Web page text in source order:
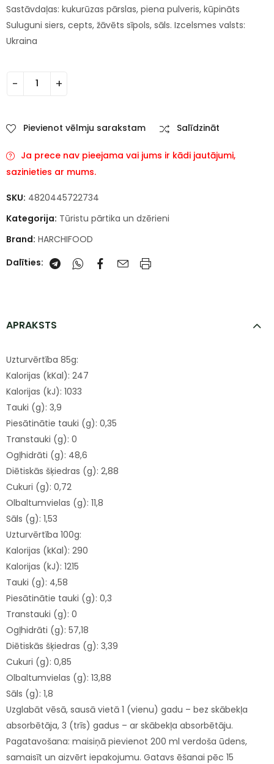
Sastāvdaļas: kukurūzas pārslas, piena pulveris, kūpināts
Suluguni siers, cepts, žāvēts sīpols, sāls. Izcelsmes valsts:
Ukraina
Pievienot vēlmju sarakstam Salīdzināt
Ja prece nav pieejama vai jums ir kādi jautājumi,
sazinieties ar mums.
SKU: 4820445722734
Kategorija: Tūristu pārtika un dzērieni
Brand: HARCHIFOOD
Dalīties:
APRAKSTS
Uzturvērtība 85g:
Kalorijas (kKal): 247
Kalorijas (kJ): 1033
Tauki (g): 3,9
Piesātinātie tauki (g): 0,35
Transtauki (g): 0
Ogļhidrāti (g): 48,6
Diētiskās šķiedras (g): 2,88
Cukuri (g): 0,72
Olbaltumvielas (g): 11,8
Sāls (g): 1,53
Uzturvērtība 100g:
Kalorijas (kKal): 290
Kalorijas (kJ): 1215
Tauki (g): 4,58
Piesātinātie tauki (g): 0,3
Transtauki (g): 0
Ogļhidrāti (g): 57,18
Diētiskās šķiedras (g): 3,39
Cukuri (g): 0,85
Olbaltumvielas (g): 13,88
Sāls (g): 1,8
Uzglabāt vēsā, sausā vietā 1 (vienu) gadu – bez skābekļa
absorbētāja, 3 (trīs) gadus – ar skābekļa absorbētāju.
Pagatavošana: maisiņā pievienot 200 ml verdoša ūdens,
samaisīt un aizvērt iepakojumu. Gatavs ēšanai pēc 15